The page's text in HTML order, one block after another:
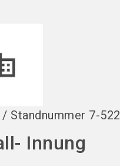
/ Standnummer 7-522
Innung